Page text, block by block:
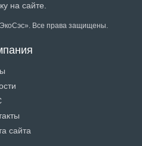
на сайте.
Все права защищены.
сайта